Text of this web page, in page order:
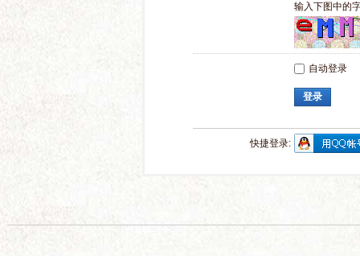
输入下图中的
自动登录
登录
快捷登录: